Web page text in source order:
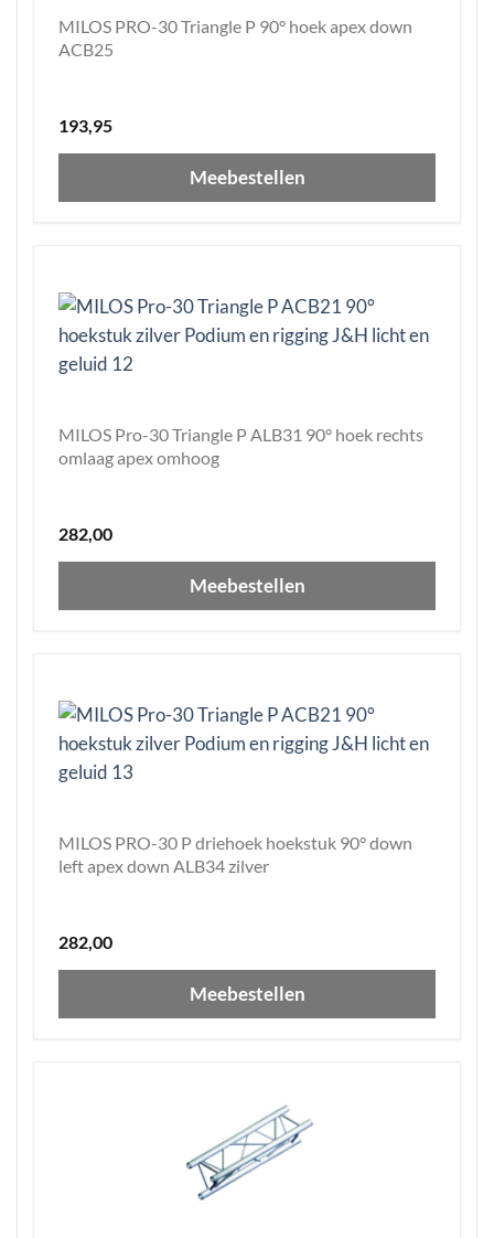
MILOS PRO-30 Triangle P 90° hoek apex down
ACB25
193,95
Meebestellen
MILOS Pro-30 Triangle P ALB31 90° hoek rechts
omlaag apex omhoog
282,00
Meebestellen
MILOS PRO-30 P driehoek hoekstuk 90° down
left apex down ALB34 zilver
282,00
Meebestellen